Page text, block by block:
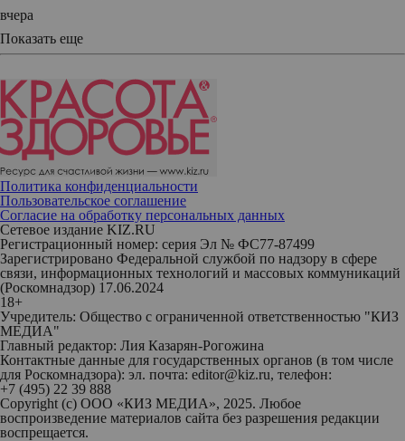
вчера
Показать еще
Политика конфиденциальности
Пользовательское соглашение
Согласие на обработку персональных данных
Сетевое издание KIZ.RU
Регистрационный номер: серия Эл № ФС77-87499
Зарегистрировано Федеральной службой по надзору в сфере
связи, информационных технологий и массовых коммуникаций
(Роскомнадзор) 17.06.2024
18+
Учредитель: Общество с ограниченной ответственностью "КИЗ
МЕДИА"
Главный редактор: Лия Казарян-Рогожина
Контактные данные для государственных органов (в том числе
для Роскомнадзора): эл. почта: editor@kiz.ru, телефон:
+7 (495) 22 39 888
Copyright (с) ООО «КИЗ МЕДИА», 2025. Любое
воспроизведение материалов сайта без разрешения редакции
воспрещается.